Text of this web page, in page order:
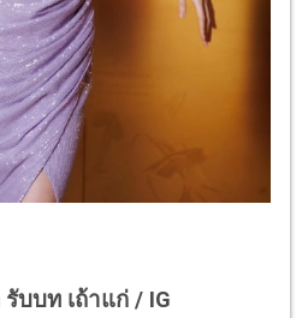
บบท เถ้าแก่ / IG